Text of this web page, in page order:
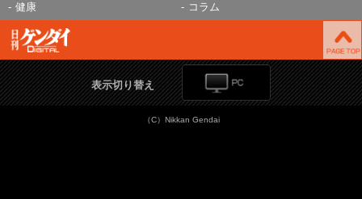
健康
コラム
表示切り替え
（C）Nikkan Gendai